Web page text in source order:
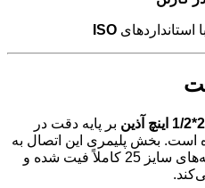
استانداردهای ISO
بر پایه دقت در
است. بخش پلیمری این اتصال به
گونه‌ای قالب‌گیری شده که با لوله‌های سایز 25 کاملاً فیت شده و